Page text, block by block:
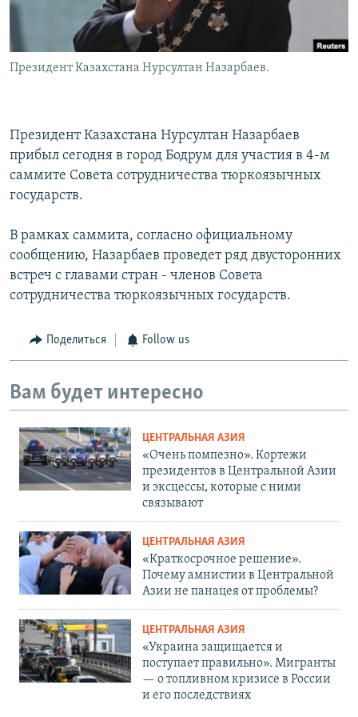
Президент Казахстана Нурсултан Назарбаев.
Президент Казахстана Нурсултан Назарбаев
прибыл сегодня в город Бодрум для участия в 4-м
саммите Совета сотрудничества тюркоязычных
государств.
В рамках саммита, согласно официальному
сообщению, Назарбаев проведет ряд двусторонних
встреч с главами стран - членов Совета
сотрудничества тюркоязычных государств.
Поделиться Follow us
Вам будет интересно
ЦЕНТРАЛЬНАЯ АЗИЯ
«Очень помпезно». Кортежи
президентов в Центральной Азии
и эксцессы, которые с ними
связывают
ЦЕНТРАЛЬНАЯ АЗИЯ
«Краткосрочное решение».
Почему амнистии в Центральной
Азии не панацея от проблемы?
ЦЕНТРАЛЬНАЯ АЗИЯ
«Украина защищается и
поступает правильно». Мигранты
— о топливном кризисе в России
и его последствиях